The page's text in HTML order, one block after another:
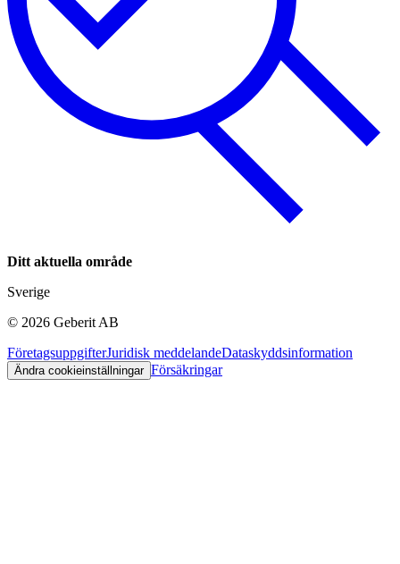
Ditt aktuella område
Sverige
© 2026 Geberit AB
FöretagsuppgifterJuridisk meddelandeDataskyddsinformation
Ändra cookieinställningar Försäkringar